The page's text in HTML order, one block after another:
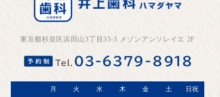
東京都杉並区浜田山3丁目33-3 メゾンアンソレイエ 2F
月 火 水 木 金 土 日祝